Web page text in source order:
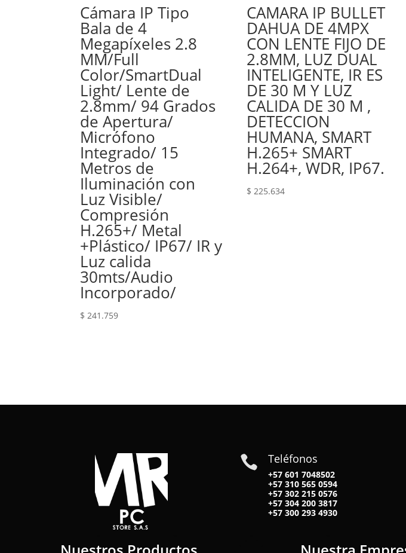
Cámara IP Tipo
Bala de 4
Megapíxeles 2.8
MM/Full
Color/SmartDual
Light/ Lente de
2.8mm/ 94 Grados
de Apertura/
Micrófono
Integrado/ 15
Metros de
Iluminación con
Luz Visible/
Compresión
H.265+/ Metal
+Plástico/ IP67/ IR y
Luz calida
30mts/Audio
Incorporado/
$ 241.759
CAMARA IP BULLET
DAHUA DE 4MPX
CON LENTE FIJO DE
2.8MM, LUZ DUAL
INTELIGENTE, IR ES
DE 30 M Y LUZ
CALIDA DE 30 M ,
DETECCION
HUMANA, SMART
H.265+ SMART
H.264+, WDR, IP67.
$ 225.634
 Teléfonos
+57 601 7048502
+57 310 565 0594
+57 302 215 0576
+57 304 200 3817
+57 300 293 4930